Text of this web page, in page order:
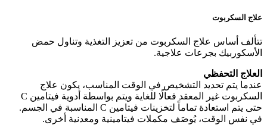
علاج السكربوت
تتألف أساس علاج السكربوت من تعزيز التغذية وتناول حمض
الأسكوربيك بجرعات علاجية.
العلاج التحفظي
عندما يتم تحديد التشخيص في الوقت المناسب، يكون علاج
السكربوت غير المعقد فعالًا للغاية ويتم بواسطة أدوية فيتامين C
حتى يتم استعادة تماماً لتخزينات فيتامين C المناسبة في الجسم.
في نفس الوقت، يُوصَف مكملات فيتامينية ومعدنية أخرى.